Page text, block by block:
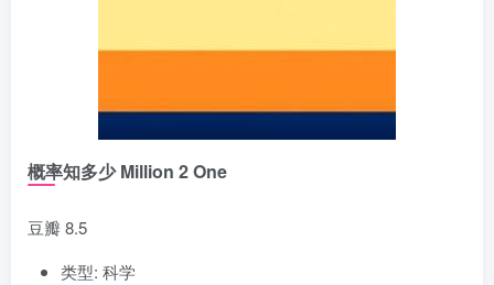
概率知多少 Million 2 One
豆瓣 8.5
类型: 科学